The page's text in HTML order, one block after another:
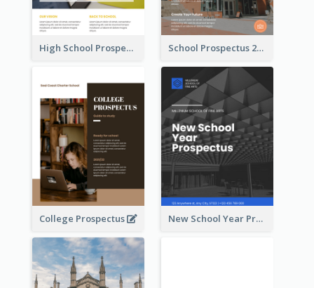
High School Prospectus School Prospectus 2022
College Prospectus New School Year Prospectus